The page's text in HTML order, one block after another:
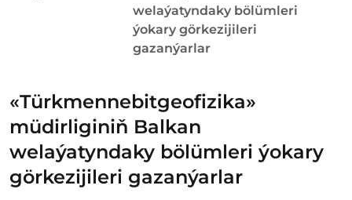
welaýatyndaky bölümleri
ýokary görkezijileri
gazanýarlar
«Türkmennebitgeofizika»
müdirliginiň Balkan
welaýatyndaky bölümleri ýokary
görkezijileri gazanýarlar